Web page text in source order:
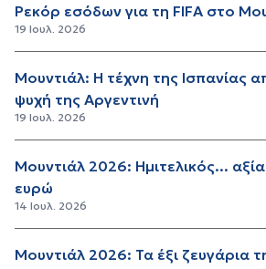
Ρεκόρ εσόδων για τη FIFA στο
19 Ιουλ. 2026
Μουντιάλ: Η τέχνη της Ισπανίας
ψυχή της Αργεντινή
19 Ιουλ. 2026
Μουντιάλ 2026: Ημιτελικός...
ευρώ
14 Ιουλ. 2026
Μουντιάλ 2026: Τα έξι ζευγάρια